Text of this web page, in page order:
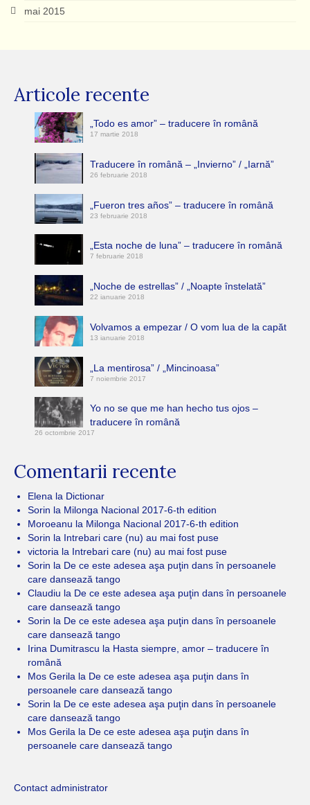
mai 2015
Articole recente
„Todo es amor” – traducere în română
17 martie 2018
Traducere în română – „Invierno” / „Iarnă”
26 februarie 2018
„Fueron tres años” – traducere în română
23 februarie 2018
„Esta noche de luna” – traducere în română
7 februarie 2018
„Noche de estrellas” / „Noapte înstelată”
22 ianuarie 2018
Volvamos a empezar / O vom lua de la capăt
13 ianuarie 2018
„La mentirosa” / „Mincinoasa”
7 noiembrie 2017
Yo no se que me han hecho tus ojos –
traducere în română
26 octombrie 2017
Comentarii recente
Elena la Dictionar
Sorin la Milonga Nacional 2017-6-th edition
Moroeanu la Milonga Nacional 2017-6-th edition
Sorin la Intrebari care (nu) au mai fost puse
victoria la Intrebari care (nu) au mai fost puse
Sorin la De ce este adesea aşa puţin dans în persoanele
care dansează tango
Claudiu la De ce este adesea aşa puţin dans în persoanele
care dansează tango
Sorin la De ce este adesea aşa puţin dans în persoanele
care dansează tango
Irina Dumitrascu la Hasta siempre, amor – traducere în
română
Mos Gerila la De ce este adesea aşa puţin dans în
persoanele care dansează tango
Sorin la De ce este adesea aşa puţin dans în persoanele
care dansează tango
Mos Gerila la De ce este adesea aşa puţin dans în
persoanele care dansează tango
Contact administrator